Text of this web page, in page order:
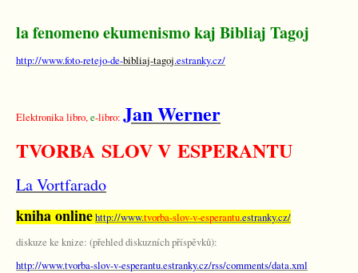
la fenomeno ekumenismo kaj Bibliaj Tagoj
http://www.foto-retejo-de-bibliaj-tagoj.estranky.cz/
Elektronika libro,e-libro: Jan Werner
TVORBA SLOV V ESPERANTU
La Vortfarado
kniha onlinehttp://www.tvorba-slov-v-esperantu.estranky.cz/
diskuze ke knize: (přehled diskuzních příspěvků):
http://www.tvorba-slov-v-esperantu.estranky.cz/rss/comments/data.xml